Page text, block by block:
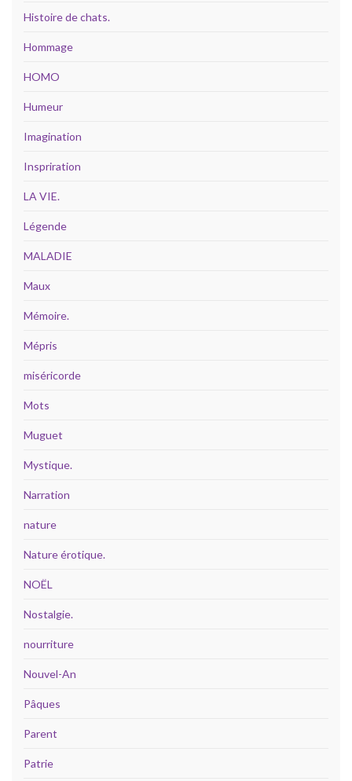
Histoire de chats.
Hommage
HOMO
Humeur
Imagination
Inspriration
LA VIE.
Légende
MALADIE
Maux
Mémoire.
Mépris
miséricorde
Mots
Muguet
Mystique.
Narration
nature
Nature érotique.
NOËL
Nostalgie.
nourriture
Nouvel-An
Pâques
Parent
Patrie